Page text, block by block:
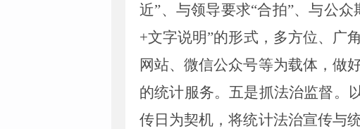
近”、与领导要求“合拍”、与公众
+文字说明”的形式，多方位、广
网站、微信公众号等为载体，做
的统计服务。 五是抓法治监督。
传日为契机，将统计法治宣传与